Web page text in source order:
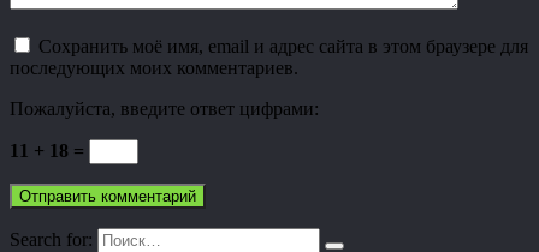
Сохранить моё имя, email и адрес сайта в этом браузере для
последующих моих комментариев.
Пожалуйста, введите ответ цифрами:
11 + 18 =
Search for: